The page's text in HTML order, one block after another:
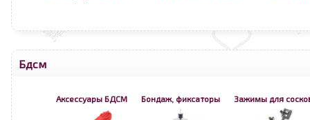
Бдсм
Аксессуары БДСМ Бондаж, фиксаторы Зажимы для